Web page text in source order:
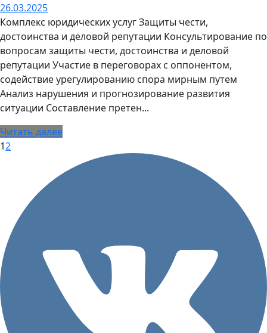
26.03.2025
Комплекс юридических услуг Защиты чести,
достоинства и деловой репутации Консультирование по
вопросам защиты чести, достоинства и деловой
репутации Участие в переговорах с оппонентом,
содействие урегулированию спора мирным путем
Анализ нарушения и прогнозирование развития
ситуации Составление претен...
Читать далее
12